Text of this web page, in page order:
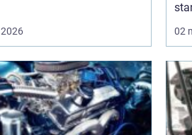
02